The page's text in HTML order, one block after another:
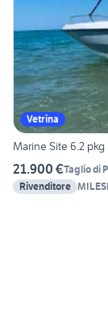
Vetrina
Marine Site 6.2
21.900 €Taglio di
Rivenditore